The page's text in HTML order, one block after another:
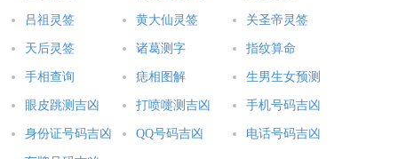
吕祖灵签 黄大仙灵签 关圣帝灵签
天后灵签 诸葛测字 指纹算命
手相查询 痣相图解 生男生女预测
眼皮跳测吉凶 打喷嚏测吉凶 手机号码吉凶
身份证号码吉凶 QQ号码吉凶 电话号码吉凶